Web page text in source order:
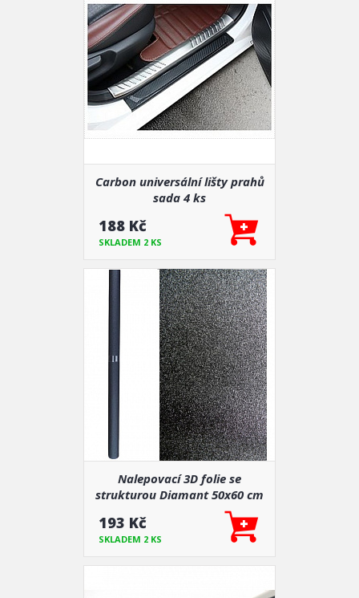
Carbon universální lišty prahů
sada 4 ks
188 Kč
SKLADEM 2 KS
Nalepovací 3D folie se
strukturou Diamant 50x60 cm
193 Kč
SKLADEM 2 KS